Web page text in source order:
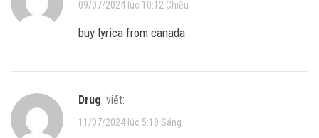
09/07/2024 lúc 10:12 Chiều
buy lyrica from canada
drug viết:
11/07/2024 lúc 5:18 Sáng